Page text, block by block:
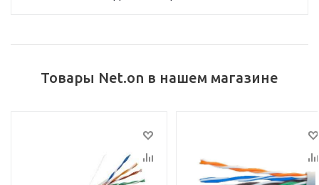
Товары Net.on в нашем магазине